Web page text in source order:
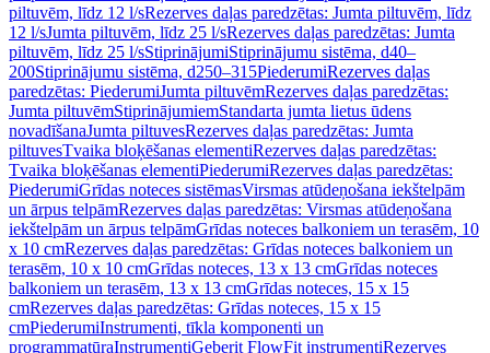
piltuvēm, līdz 12 l/sRezerves daļas paredzētas: Jumta piltuvēm, līdz
12 l/sJumta piltuvēm, līdz 25 l/sRezerves daļas paredzētas: Jumta
piltuvēm, līdz 25 l/sStiprinājumiStiprinājumu sistēma, d40–
200Stiprinājumu sistēma, d250–315PiederumiRezerves daļas
paredzētas: PiederumiJumta piltuvēmRezerves daļas paredzētas:
Jumta piltuvēmStiprinājumiemStandarta jumta lietus ūdens
novadīšanaJumta piltuvesRezerves daļas paredzētas: Jumta
piltuvesTvaika bloķēšanas elementiRezerves daļas paredzētas:
Tvaika bloķēšanas elementiPiederumiRezerves daļas paredzētas:
PiederumiGrīdas noteces sistēmasVirsmas atūdeņošana iekštelpām
un ārpus telpāmRezerves daļas paredzētas: Virsmas atūdeņošana
iekštelpām un ārpus telpāmGrīdas noteces balkoniem un terasēm, 10
x 10 cmRezerves daļas paredzētas: Grīdas noteces balkoniem un
terasēm, 10 x 10 cmGrīdas noteces, 13 x 13 cmGrīdas noteces
balkoniem un terasēm, 13 x 13 cmGrīdas noteces, 15 x 15
cmRezerves daļas paredzētas: Grīdas noteces, 15 x 15
cmPiederumiInstrumenti, tīkla komponenti un
programmatūraInstrumentiGeberit FlowFit instrumentiRezerves